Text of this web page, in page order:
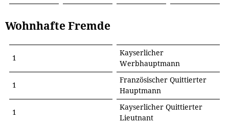
Wohnhafte Fremde
1
Kayserlicher
Werbhauptmann
1
Französischer Quittierter
Hauptmann
1
Kayserlicher Quittierter
Lieutnant